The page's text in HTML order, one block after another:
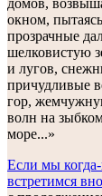
домов,
окном,
прозрачные
шелковистую
и лугов,
причудливые
гор,
волн на
море...»
Если мы
встретимся